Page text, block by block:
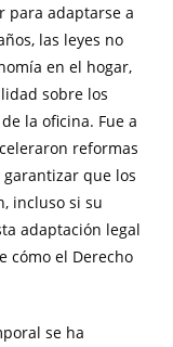
para adaptarse a
las leyes no
en el hogar,
sobre los
la oficina. Fue a
reformas
que los
incluso si su
adaptación legal
cómo el Derecho
se ha